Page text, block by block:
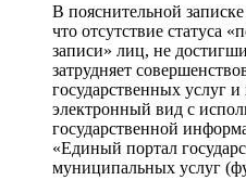
В пояснительной
что отсутствие статуса
записи» лиц, не
затрудняет
государственных услуг
электронный вид с
государственной
«Единый портал
муниципальных услуг